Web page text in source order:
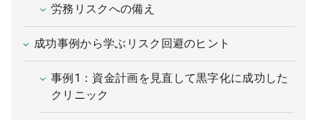
労務リスクへの備え
成功事例から学ぶリスク回避のヒント
事例1：資金計画を見直して黒字化に成功した
クリニック